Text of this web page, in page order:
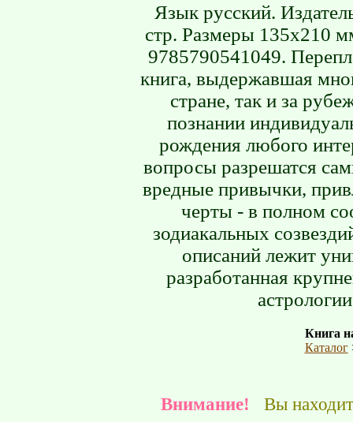
Язык русский.
стр. Размеры 135х210
9785790541049.
книга, выдержавшая
стране, так и за
познании
рождения любого
вопросы разрешатся
вредные привычки,
черты - в полном
зодиакальных
описаний лежит
разработанная
Книга
Каталог
Внимание! Вы